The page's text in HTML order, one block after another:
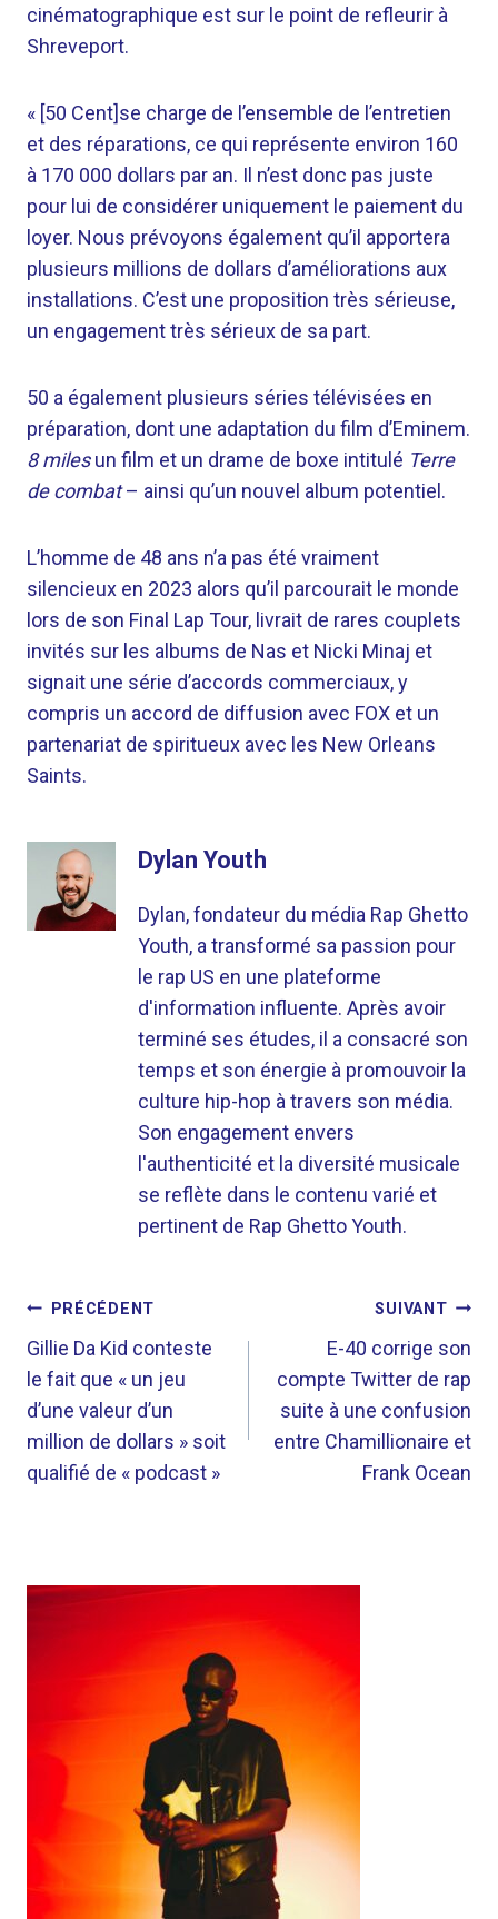
cinématographique est sur le point de refleurir à
Shreveport.
« [50 Cent]se charge de l’ensemble de l’entretien
et des réparations, ce qui représente environ 160
à 170 000 dollars par an. Il n’est donc pas juste
pour lui de considérer uniquement le paiement du
loyer. Nous prévoyons également qu’il apportera
plusieurs millions de dollars d’améliorations aux
installations. C’est une proposition très sérieuse,
un engagement très sérieux de sa part.
50 a également plusieurs séries télévisées en
préparation, dont une adaptation du film d’Eminem.
8 milesun film et un drame de boxe intitulé Terre
de combat– ainsi qu’un nouvel album potentiel.
L’homme de 48 ans n’a pas été vraiment
silencieux en 2023 alors qu’il parcourait le monde
lors de son Final Lap Tour, livrait de rares couplets
invités sur les albums de Nas et Nicki Minaj et
signait une série d’accords commerciaux, y
compris un accord de diffusion avec FOX et un
partenariat de spiritueux avec les New Orleans
Saints.
Dylan Youth
Dylan, fondateur du média Rap Ghetto
Youth, a transformé sa passion pour
le rap US en une plateforme
d'information influente. Après avoir
terminé ses études, il a consacré son
temps et son énergie à promouvoir la
culture hip-hop à travers son média.
Son engagement envers
l'authenticité et la diversité musicale
se reflète dans le contenu varié et
pertinent de Rap Ghetto Youth.
NAVIGATION
DE
L’ARTICLE
PRÉCÉDENT
Gillie Da Kid conteste
le fait que « un jeu
d’une valeur d’un
million de dollars » soit
qualifié de « podcast »
SUIVANT
E-40 corrige son
compte Twitter de rap
suite à une confusion
entre Chamillionaire et
Frank Ocean